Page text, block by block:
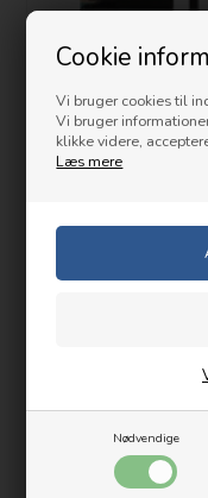
Cookie
Vi bruger cookies til
Vi bruger
klikke videre,
Læs mere
Nødvendige
StealthMounts
Lev. 1-2 hverdag(e)